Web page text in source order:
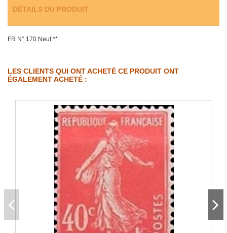
DÉTAILS DU PRODUIT
FR N° 170 Neuf **
LES CLIENTS QUI ONT ACHETÉ CE PRODUIT ONT
ÉGALEMENT ACHETÉ :